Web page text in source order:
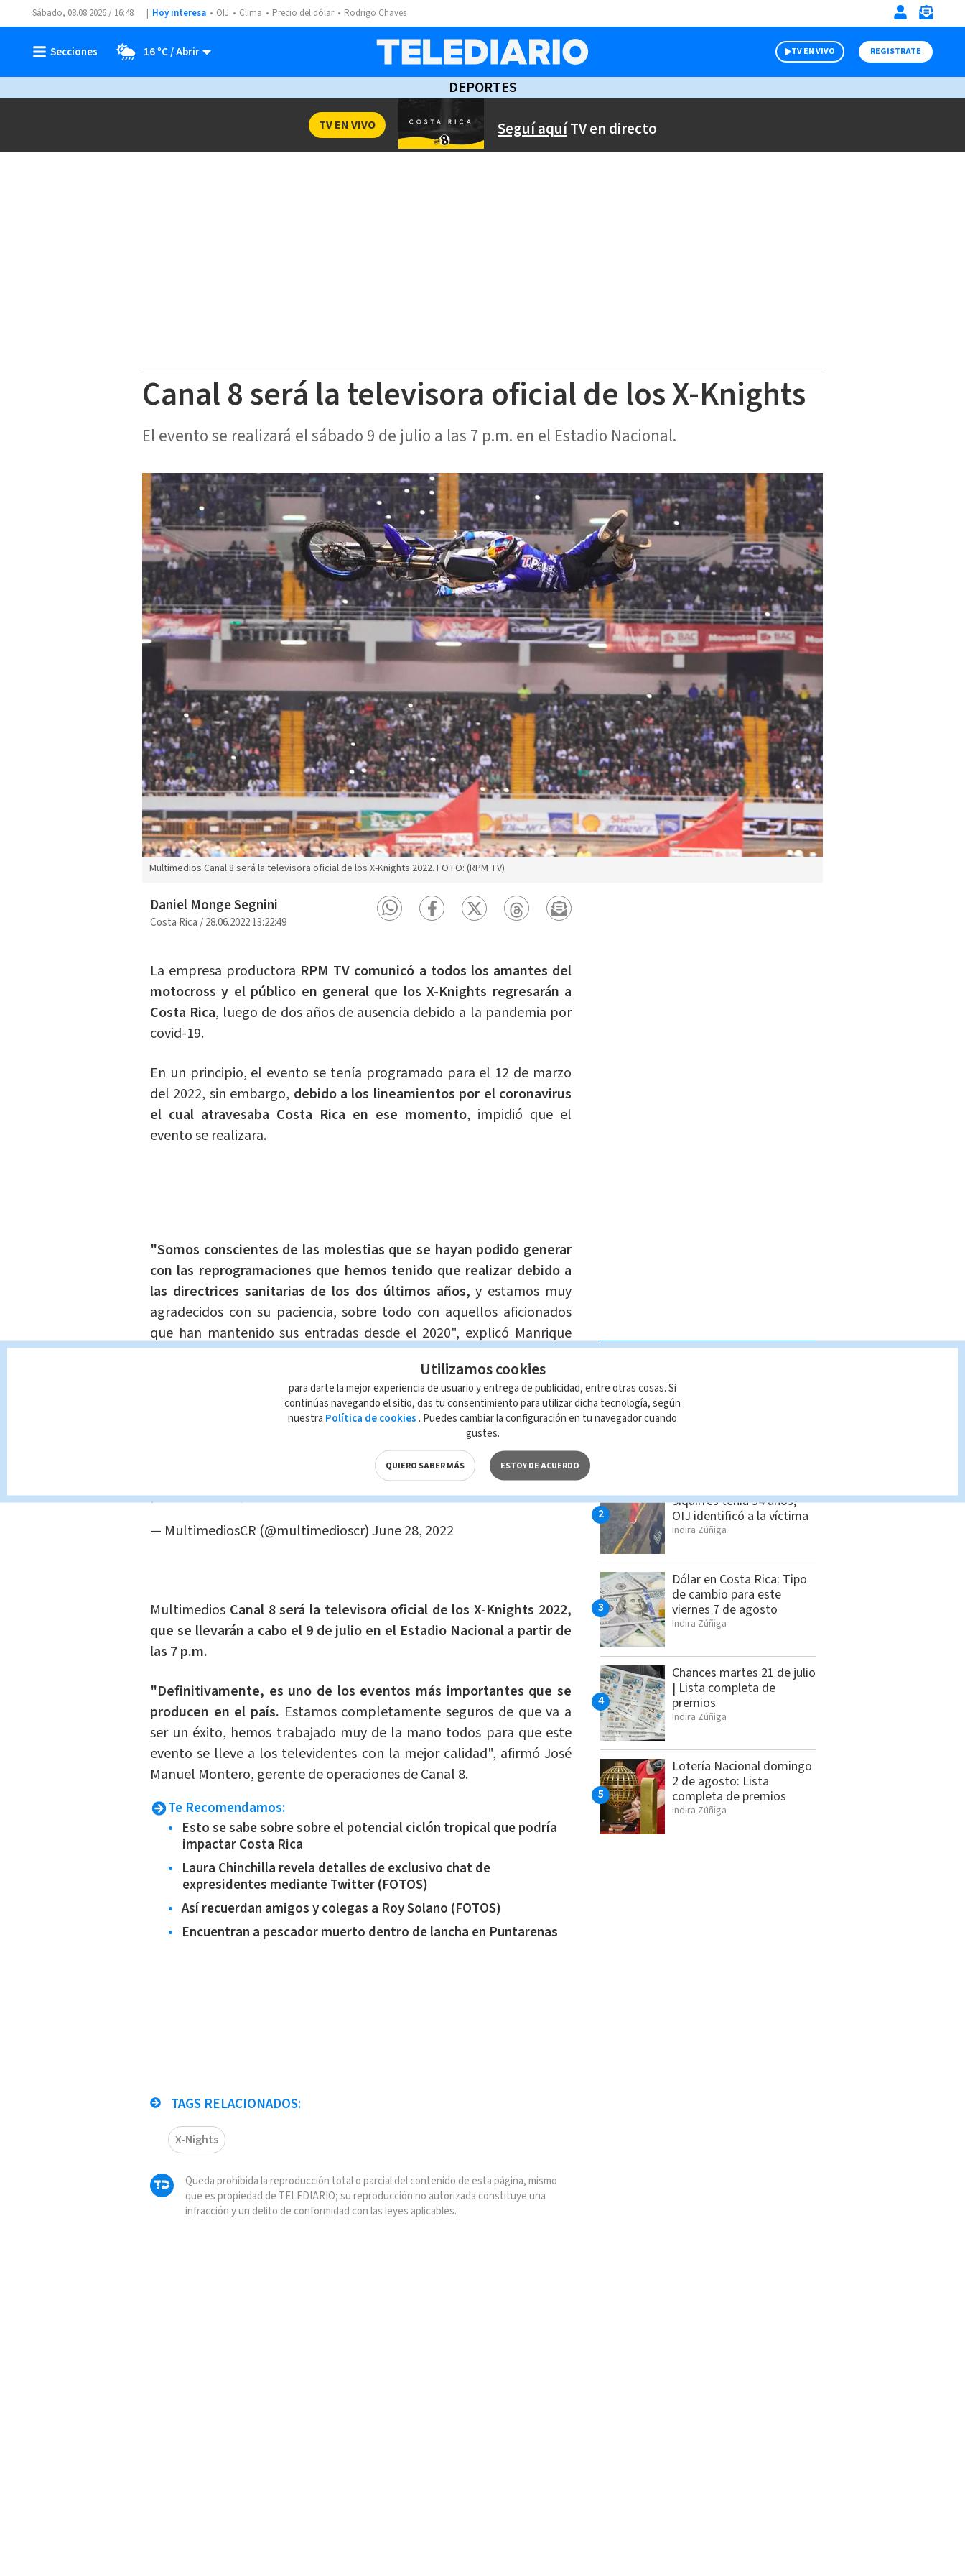
Sábado, 08.08.2026 / 16:48 Hoy interesa OIJ Clima Precio del dólar Rodrigo Chaves
16 ºC TV EN VIVO REGISTRATE
DEPORTES
Seguí aquíTV en directo
TV EN VIVO
Canal 8 será la televisora oficial de los X-Knights
El evento se realizará el sábado 9 de julio a las 7 p.m. en el Estadio Nacional.
Multimedios Canal 8 será la televisora oficial de los X-Knights 2022. FOTO: (RPM TV)
Daniel Monge Segnini
Costa Rica/28.06.2022 13:22:49
La empresa productora RPM TV comunicó a todos los amantes del
motocross y el público en general que los X-Knights regresarán a
Costa Rica, luego de dos años de ausencia debido a la pandemia por
covid-19.
En un principio, el evento se tenía programado para el 12 de marzo
del 2022, sin embargo, debido a los lineamientos por el coronavirus
el cual atravesaba Costa Rica en ese momento, impidió que el
evento se realizara.
"Somos conscientes de las molestias que se hayan podido generar
con las reprogramaciones que hemos tenido que realizar debido a
las directrices sanitarias de los dos últimos años, y estamos muy
agradecidos con su paciencia, sobre todo con aquellos aficionados
que han mantenido sus entradas desde el 2020", explicó Manrique
Mata.
Los boletos se encuentran a la venta en la plataforma eticket.cr los
desde los 12.900 colones y hasta los 52.900 colones,los
tarjetahabientes de Walmart BAC cuentan con precio especial.
-Nights | Canal 8 será la televisora oficial del evento.
pic.twitter.com/mnhT9Ke45f
— MultimediosCR (@multimedioscr)June 28, 2022
MultimediosCanal 8 será la televisora oficial de los X-Knights 2022,
que se llevarán a cabo el 9 de julio en el Estadio Nacional a partir de
las 7 p.m.
"Definitivamente, es uno de los eventos más importantes que se
producen en el país. Estamos completamente seguros de que va a
ser un éxito, hemos trabajado muy de la mano todos para que este
evento se lleve a los televidentes con la mejor calidad", afirmó José
Manuel Montero, gerente de operaciones de Canal 8.
Te Recomendamos:
Esto se sabe sobre sobre el potencial ciclón tropical que podría
impactar Costa Rica
Laura Chinchilla revela detalles de exclusivo chat de
expresidentes mediante Twitter (FOTOS)
Así recuerdan amigos y colegas a Roy Solano (FOTOS)
Encuentran a pescador muerto dentro de lancha en Puntarenas
TAGS RELACIONADOS:
X-Nights
Queda prohibida la reproducción total o parcial del contenido de esta página, mismo
que es propiedad de TELEDIARIO; su reproducción no autorizada constituye una
infracción y un delito de conformidad con las leyes aplicables.
Pronóstico del tiempo
Costa Rica: Cómo estará
el clima HOY 7 de agosto
Siquirres tenía 34 años;
OIJ identificó a la víctima
Indira Zúñiga
Dólar en Costa Rica: Tipo
de cambio para este
viernes 7 de agosto
Indira Zúñiga
Chances martes 21 de julio
| Lista completa de
premios
Indira Zúñiga
Lotería Nacional domingo
2 de agosto: Lista
completa de premios
Indira Zúñiga
Utilizamos cookies
para darte la mejor experiencia de usuario y entrega de publicidad, entre otras cosas. Si
continúas navegando el sitio, das tu consentimiento para utilizar dicha tecnología, según
nuestra Política de cookies . Puedes cambiar la configuración en tu navegador cuando
gustes.
QUIERO SABER MÁS ESTOY DE ACUERDO